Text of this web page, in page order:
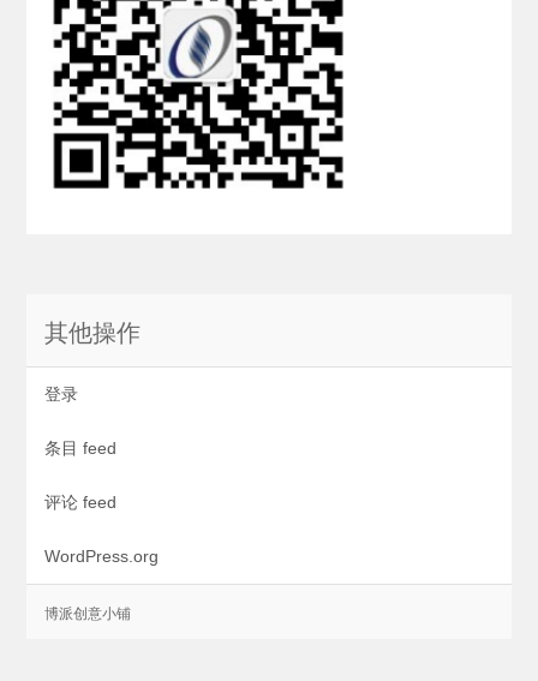
其他操作
登录
条目 feed
评论 feed
WordPress.org